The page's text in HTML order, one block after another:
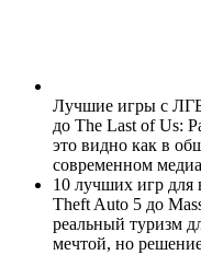
Лучшие игры с
до The Last of Us:
это видно как в
современном
10 лучших игр для
Theft Auto 5 до
реальный туризм
мечтой, но